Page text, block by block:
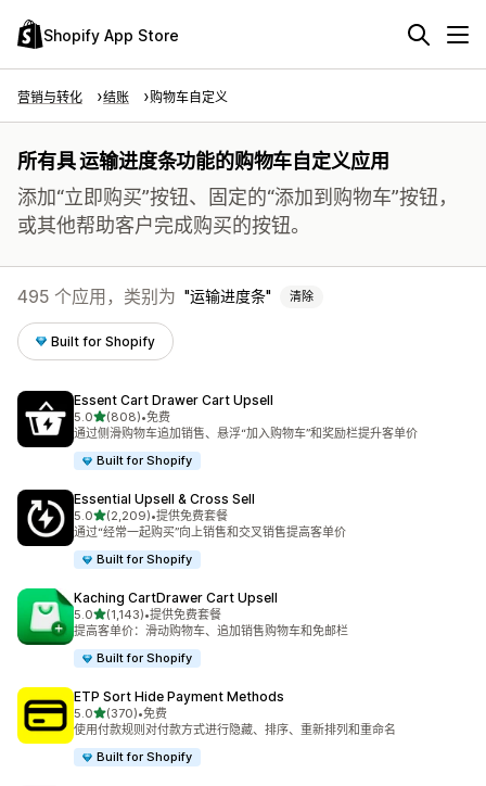
Shopify App Store
营销与转化 结账 购物车自定义
所有具 运输进度条功能的购物车自定义应用
添加“立即购买”按钮、固定的“添加到购物车”按钮，
或其他帮助客户完成购买的按钮。
495 个应用，类别为 运输进度条 清除
Built for Shopify
Essent Cart Drawer Cart Upsell
5.0星（满分 5 星）
(808)
总共 808 条评论
•免费
通过侧滑购物车追加销售、悬浮“加入购物车”和奖励栏提升客单价
Built for Shopify
Essential Upsell & Cross Sell
5.0星（满分 5 星）
(2,209)
总共 2209 条评论
•提供免费套餐
通过“经常一起购买”向上销售和交叉销售提高客单价
Built for Shopify
Kaching CartDrawer Cart Upsell
5.0星（满分 5 星）
(1,143)
总共 1143 条评论
•提供免费套餐
提高客单价：滑动购物车、追加销售购物车和免邮栏
Built for Shopify
ETP Sort Hide Payment Methods
5.0星（满分 5 星）
(370)
总共 370 条评论
•免费
使用付款规则对付款方式进行隐藏、排序、重新排列和重命名
Built for Shopify